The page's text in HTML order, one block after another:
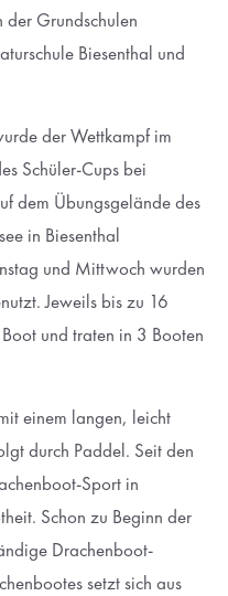
der Grundschulen
Biesenthal und
der Wettkampf im
Schüler-Cups bei
dem Übungsgelände des
in Biesenthal
und Mittwoch wurden
Jeweils bis zu 16
und traten in 3 Booten
einem langen, leicht
durch Paddel. Seit den
Sport in
Schon zu Beginn der
Drachenboot-
setzt sich aus